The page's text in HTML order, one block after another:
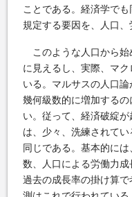
ことである。経済学で
規定する要因を、人口、
このような人口から始
に見えるし、実際、マ
いる。マルサスの人口論
幾何級数的に増加する
い。従って、経済破綻
は、少々、洗練されて
同じである。基本的に
数、人口による労働力成
過去の成長率の掛け算